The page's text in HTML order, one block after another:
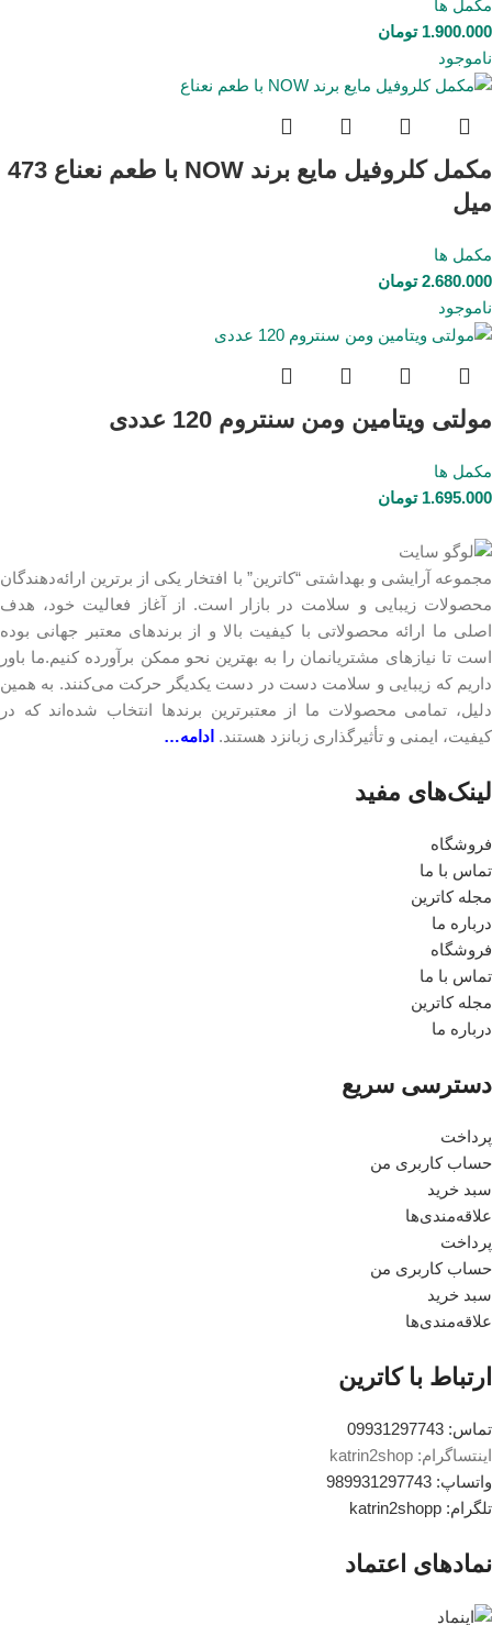
مکمل ها
1.900.000 تومان
ناموجود
مکمل کلروفیل مایع برند NOW با طعم نعناع 473
میل
مکمل ها
2.680.000 تومان
ناموجود
مولتی ویتامین ومن سنتروم 120 عددی
مکمل ها
1.695.000 تومان
مجموعه آرایشی و بهداشتی “کاترین” با افتخار یکی از برترین ارائه‌دهندگان
محصولات زیبایی و سلامت در بازار است. از آغاز فعالیت خود، هدف
اصلی ما ارائه محصولاتی با کیفیت بالا و از برندهای معتبر جهانی بوده
است تا نیازهای مشتریانمان را به بهترین نحو ممکن برآورده کنیم.ما باور
داریم که زیبایی و سلامت دست در دست یکدیگر حرکت می‌کنند. به همین
دلیل، تمامی محصولات ما از معتبرترین برندها انتخاب شده‌اند که در
کیفیت، ایمنی و تأثیرگذاری زبانزد هستند. ادامه…
لینک‎‌های مفید
فروشگاه
تماس با ما
مجله کاترین
درباره ما
فروشگاه
تماس با ما
مجله کاترین
درباره ما
دسترسی سریع
پرداخت
حساب کاربری من
سبد خرید
علاقه‌مندی‌ها
پرداخت
حساب کاربری من
سبد خرید
علاقه‌مندی‌ها
ارتباط با کاترین
تماس: 09931297743
اینتساگرام: katrin2shop
واتساپ: 989931297743
تلگرام: katrin2shopp
نمادهای اعتماد